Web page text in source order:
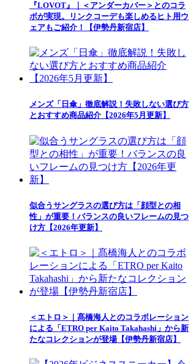
『LOVOT』｜＜アンダーカバー＞とのコラ
ボが実現。リンクコーデも楽しめるヒト用ウ
ェアもご紹介！【伊勢丹新宿店】
メンズ「日傘」徹底解説！失敗しない選び方
とおすすめ商品紹介【2026年5月更新】
似合うサングラスの選び方は「顔型との相
性」が重要！バランスの良いフレームの見つ
け方【2026年更新】
＜エトロ＞｜髙橋海人とのコラボレーション
による「ETRO per Kaito Takahashi」から新
たなコレクションが登場【伊勢丹新宿店】